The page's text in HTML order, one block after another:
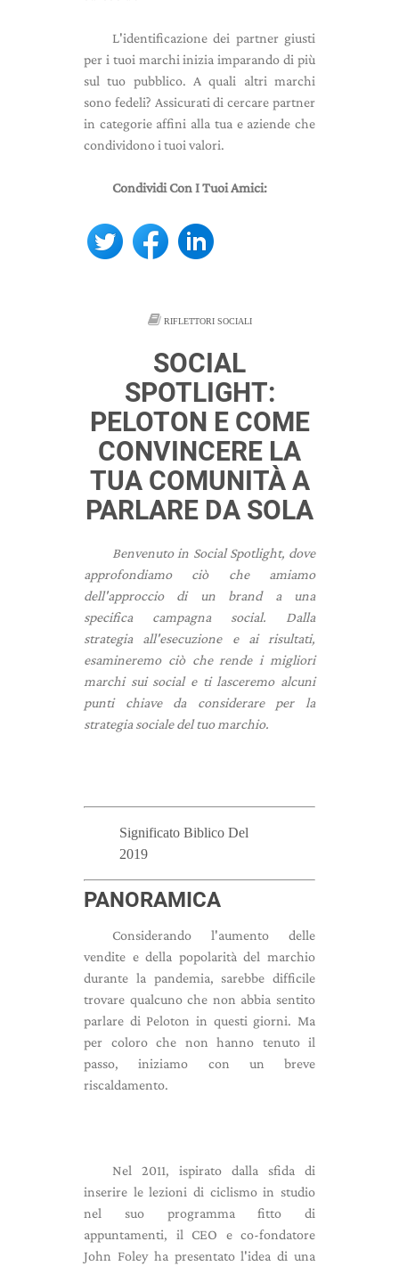
L'identificazione dei partner giusti
per i tuoi marchi inizia imparando di più
sul tuo pubblico. A quali altri marchi
sono fedeli? Assicurati di cercare partner
in categorie affini alla tua e aziende che
condividono i tuoi valori.
Condividi Con I Tuoi Amici:
RIFLETTORI SOCIALI
SOCIAL
SPOTLIGHT:
PELOTON E COME
CONVINCERE LA
TUA COMUNITÀ A
PARLARE DA SOLA
Benvenuto in Social Spotlight, dove
approfondiamo ciò che amiamo
dell'approccio di un brand a una
specifica campagna social. Dalla
strategia all'esecuzione e ai risultati,
esamineremo ciò che rende i migliori
marchi sui social e ti lasceremo alcuni
punti chiave da considerare per la
strategia sociale del tuo marchio.
Significato Biblico Del
2019
PANORAMICA
Considerando l'aumento delle
vendite e della popolarità del marchio
durante la pandemia, sarebbe difficile
trovare qualcuno che non abbia sentito
parlare di Peloton in questi giorni. Ma
per coloro che non hanno tenuto il
passo, iniziamo con un breve
riscaldamento.
Nel 2011, ispirato dalla sfida di
inserire le lezioni di ciclismo in studio
nel suo programma fitto di
appuntamenti, il CEO e co-fondatore
John Foley ha presentato l'idea di una